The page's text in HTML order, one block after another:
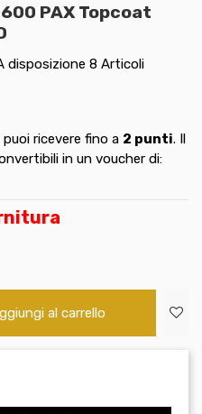
PAX Topcoat
disposizione 8 Articoli
ricevere fino a 2 punti. Il
in un voucher di:
al carrello